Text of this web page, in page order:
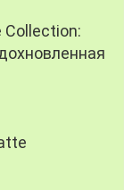
Collection: